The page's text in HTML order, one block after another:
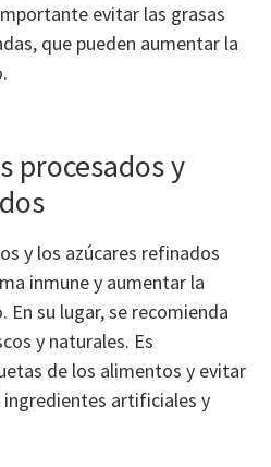
evitar las grasas
que pueden aumentar la
procesados y
y los azúcares refinados
inmune y aumentar la
En su lugar, se recomienda
y naturales. Es
de los alimentos y evitar
artificiales y